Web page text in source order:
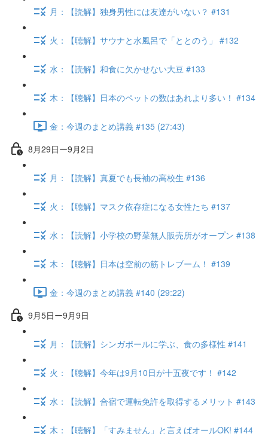
月：【読解】独身男性には友達がいない？ #131
火：【聴解】サウナと水風呂で「ととのう」 #132
水：【読解】和食に欠かせない大豆 #133
木：【聴解】日本のペットの数はあれより多い！ #134
金：今週のまとめ講義 #135 (27:43)
8月29日ー9月2日
月：【読解】真夏でも長袖の高校生 #136
火：【聴解】マスク依存症になる女性たち #137
水：【読解】小学校の野菜無人販売所がオープン #138
木：【聴解】日本は空前の筋トレブーム！ #139
金：今週のまとめ講義 #140 (29:22)
9月5日ー9月9日
月：【読解】シンガポールに学ぶ、食の多様性 #141
火：【聴解】今年は9月10日が十五夜です！ #142
水：【読解】合宿で運転免許を取得するメリット #143
木：【聴解】「すみません」と言えばオールOK! #144